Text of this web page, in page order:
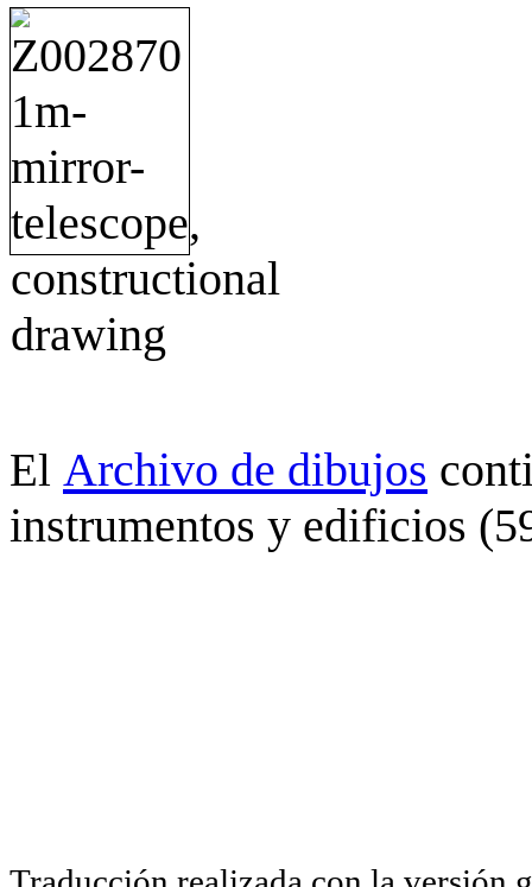
El Archivo de dibujos
instrumentos y edificios